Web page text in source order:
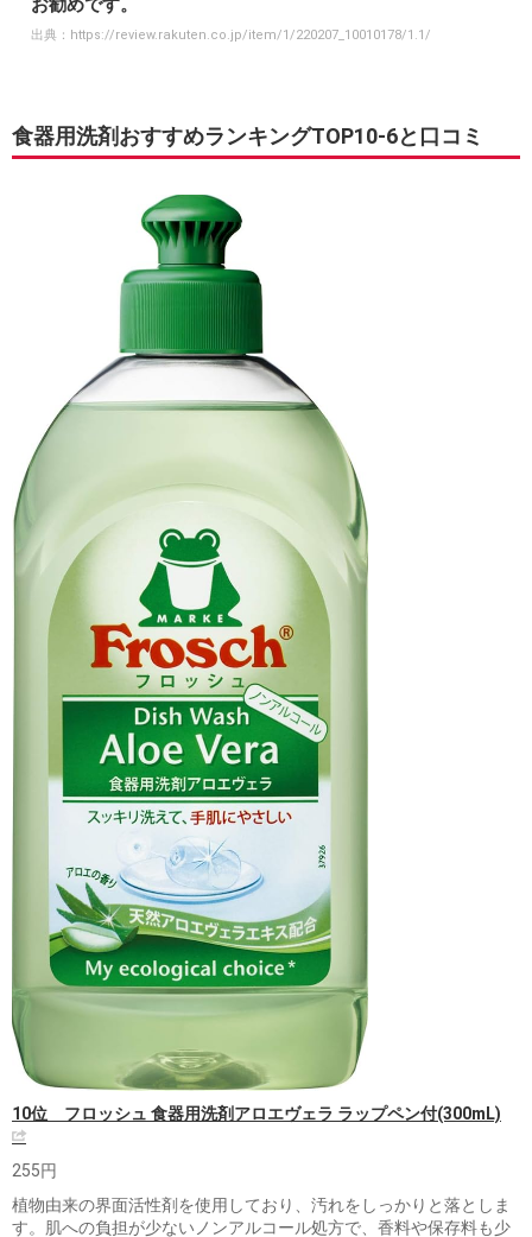
お勧めです。
出典： https://review.rakuten.co.jp/item/1/220207_10010178/1.1/
食器用洗剤おすすめランキングTOP10-6と口コミ
10位 フロッシュ 食器用洗剤アロエヴェラ ラップペン付(300mL)
255円
植物由来の界面活性剤を使用しており、汚れをしっかりと落としま
す。肌への負担が少ないノンアルコール処方で、香料や保存料も少